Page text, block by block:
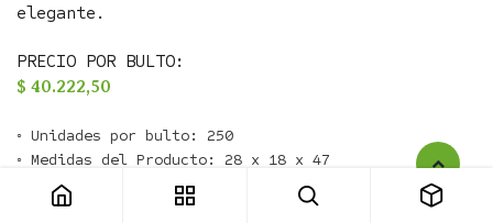
elegante.
PRECIO POR BULTO:
$ 40.222,50
◦ Unidades por bulto: 250
◦ Medidas del Producto: 28 x 18 x 47